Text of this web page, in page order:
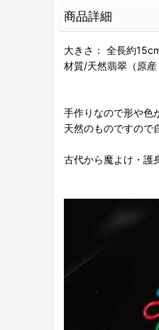
商品詳細
大きさ： 全長約
材質/天然翡翠（原産
手作りなので形や色
天然のものですので
古代から魔よけ・護